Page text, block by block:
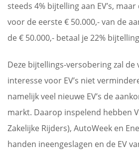
steeds 4% bijtelling aan EV’s,
voor de eerste € 50.000,- van de
de € 50.000,- betaal je 22%
Deze bijtellings-versobering zal de
interesse voor EV’s niet
namelijk veel nieuwe EV’s de
markt. Daarop inspelend hebben
Zakelijke Rijders), AutoWeek en
handen ineengeslagen en de EV